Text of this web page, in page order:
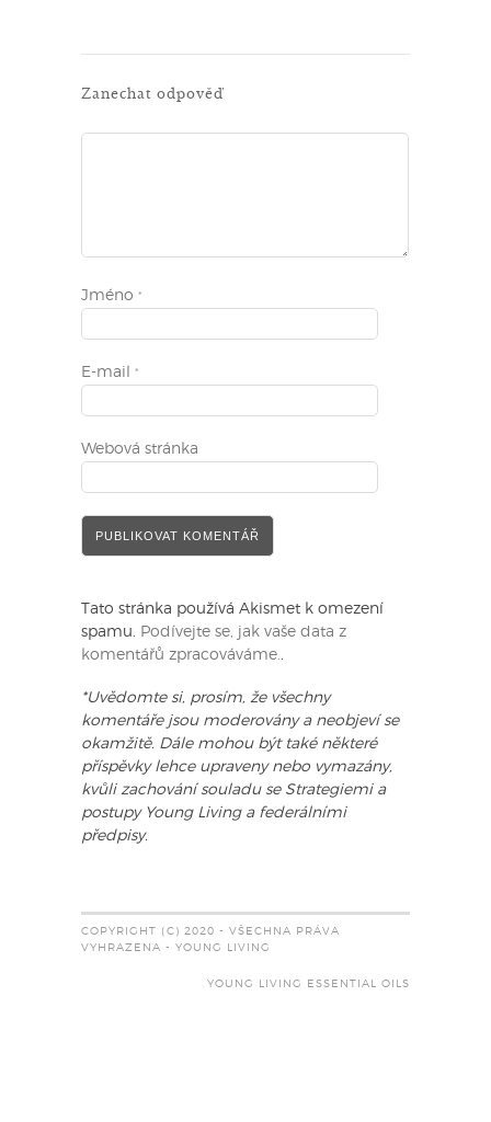
Zanechat odpověď
Jméno *
E-mail *
Webová stránka
Tato stránka používá Akismet k omezení
spamu. Podívejte se, jak vaše data z
komentářů zpracováváme..
*Uvědomte si, prosím, že všechny
komentáře jsou moderovány a neobjeví se
okamžitě. Dále mohou být také některé
příspěvky lehce upraveny nebo vymazány,
kvůli zachování souladu se Strategiemi a
postupy Young Living a federálními
předpisy.
COPYRIGHT (C) 2020 - VŠECHNA PRÁVA
VYHRAZENA - YOUNG LIVING
YOUNG LIVING ESSENTIAL OILS